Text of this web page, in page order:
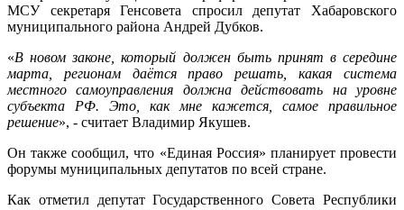
МСУ секретаря Генсовета спросил депутат Хабаровского
муниципального района Андрей Дубков.
«В новом законе, который должен быть принят в середине
марта, регионам даётся право решать, какая система
местного самоуправления должна действовать на уровне
субъекта РФ. Это, как мне кажется, самое правильное
решение», - считает Владимир Якушев.
Он также сообщил, что «Единая Россия» планирует провести
форумы муниципальных депутатов по всей стране.
Как отметил депутат Государственного Совета Республики